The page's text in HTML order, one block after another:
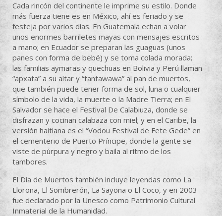
Cada rincón del continente le imprime su estilo. Donde
más fuerza tiene es en México, ahí es feriado y se
festeja por varios días. En Guatemala echan a volar
unos enormes barriletes mayas con mensajes escritos
a mano; en Ecuador se preparan las guaguas (unos
panes con forma de bebé) y se toma colada morada;
las familias aymaras y quechuas en Bolivia y Perú llaman
“apxata” a su altar y “tantawawa” al pan de muertos,
que también puede tener forma de sol, luna o cualquier
símbolo de la vida, la muerte o la Madre Tierra; en El
Salvador se hace el Festival De Calabiuza, donde se
disfrazan y cocinan calabaza con miel; y en el Caribe, la
versión haitiana es el “Vodou Festival de Fete Gede” en
el cementerio de Puerto Príncipe, donde la gente se
viste de púrpura y negro y baila al ritmo de los
tambores.
El Día de Muertos también incluye leyendas como La
Llorona, El Sombrerón, La Sayona o El Coco, y en 2003
fue declarado por la Unesco como Patrimonio Cultural
Inmaterial de la Humanidad.